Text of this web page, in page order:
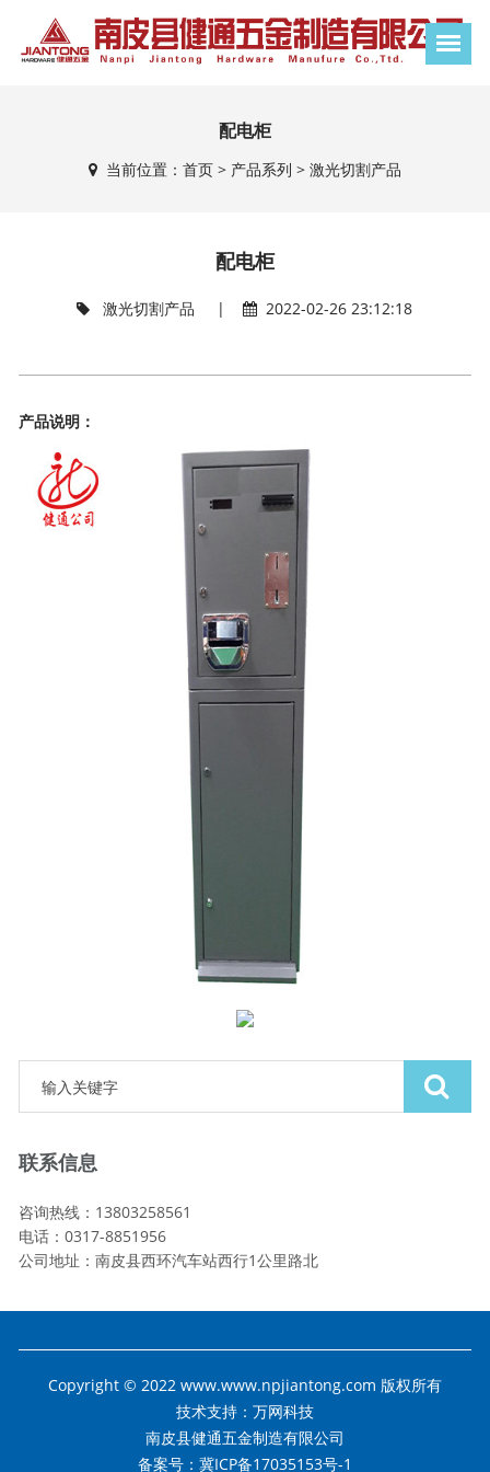
配电柜
当前位置： 首页> 产品系列 > 激光切割产品
配电柜
激光切割产品 | 2022-02-26 23:12:18
产品说明：
联系信息
咨询热线：13803258561
电话：0317-8851956
公司地址：南皮县西环汽车站西行1公里路北
Copyright © 2022 www.www.npjiantong.com 版权所有
技术支持： 万网科技
南皮县健通五金制造有限公司
备案号：冀ICP备17035153号-1